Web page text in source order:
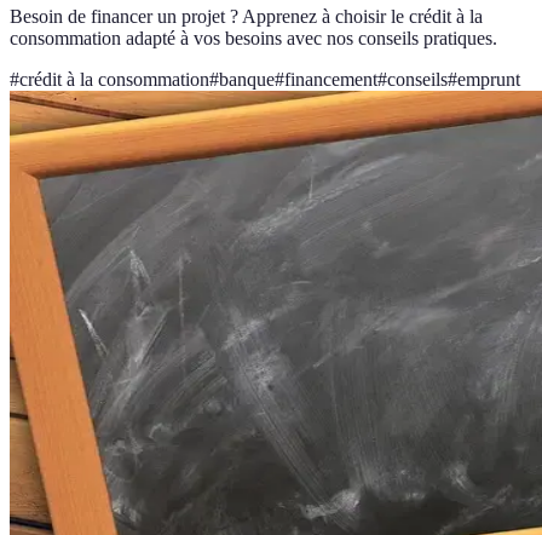
Besoin de financer un projet ? Apprenez à choisir le crédit à la
consommation adapté à vos besoins avec nos conseils pratiques.
#crédit à la consommation#banque#financement#conseils#emprunt